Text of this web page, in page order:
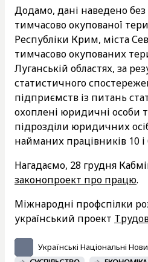
Додамо, дані наведено без
тимчасово окупованої
Республіки Крим, міста
тимчасово окупованих
Луганській областях, за
статистичного
підприємств із питань
охоплені юридичні особи
підрозділи юридичних
найманих працівників 10 і
Нагадаємо, 28 грудня
законопроект про працю.
Міжнародні профспілки
український проект
Українські Національні